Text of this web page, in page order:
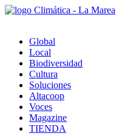
Global
Local
Biodiversidad
Cultura
Soluciones
Altacoop
Voces
Magazine
TIENDA